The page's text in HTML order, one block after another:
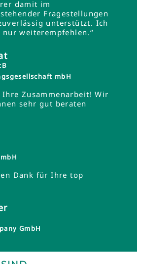
damit im
Fragestellungen
unterstützt. Ich
nur weiterempfehlen.“
mbH
Ihre Zusammenarbeit! Wir
sehr gut beraten
Dank für Ihre top
GmbH